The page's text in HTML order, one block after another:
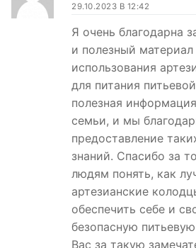
29.10.2023 В 12:42
Я очень благодарна
и полезный
использования
для питания
полезная
семьи, и мы
предоставление
знаний. Спасибо за
людям понять, как
артезианские
обеспечить себе и
безопасную
Вас за такую